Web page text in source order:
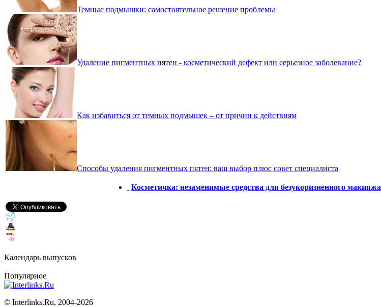
Темные подмышки: самостоятельное решение проблемы
Удаление пигментных пятен - косметический дефект или серьезное заболевание?
Как избавиться от темных подмышек – от причин к действиям
Способы удаления пигментных пятен: ваш выбор плюс совет специалиста
Косметичка: незаменимые средства для безукоризненного макияжа
Календарь выпусков
Популярное
© Interlinks.Ru, 2004-2026